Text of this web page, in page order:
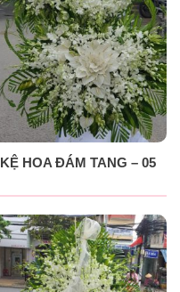
KỆ HOA ĐÁM TANG – 05